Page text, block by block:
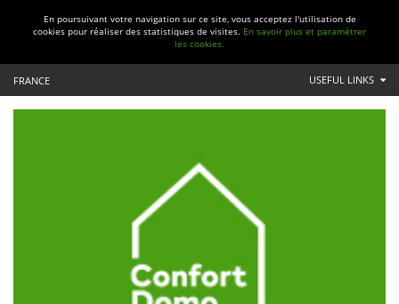
En poursuivant votre navigation sur ce site, vous acceptez l'utilisation de
cookies pour réaliser des statistiques de visites. En savoir plus et paramétrer
les cookies.
FRANCE USEFUL LINKS